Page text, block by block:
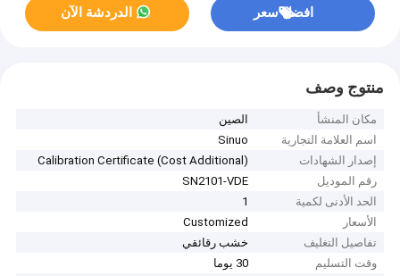
افضل سعر الدردشة الآن
منتوج وصف
مكان المنشأ
الصين
اسم العلامة التجارية
Sinuo
إصدار الشهادات
Calibration Certificate (Cost Additional)
رقم الموديل
SN2101-VDE
الحد الأدنى لكمية
1
الأسعار
Customized
تفاصيل التغليف
خشب رقائقي
وقت التسليم
30 يوما